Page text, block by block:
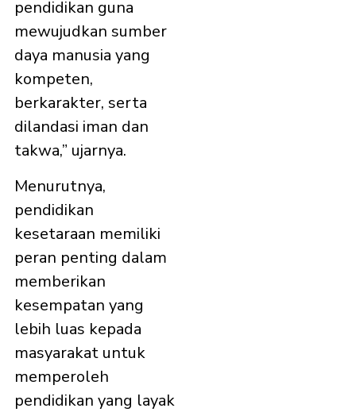
pendidikan guna
mewujudkan sumber
daya manusia yang
kompeten,
berkarakter, serta
dilandasi iman dan
takwa,” ujarnya.
Menurutnya,
pendidikan
kesetaraan memiliki
peran penting dalam
memberikan
kesempatan yang
lebih luas kepada
masyarakat untuk
memperoleh
pendidikan yang layak